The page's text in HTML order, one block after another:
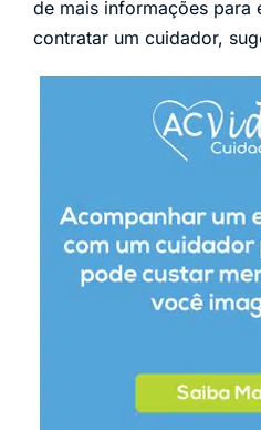
de mais informações para
contratar um cuidador,